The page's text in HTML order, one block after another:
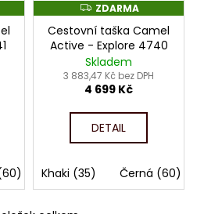
Z
D
A
R
M
A
ZDARMA
Cestovní taška Camel
Active - Explore 4740
Skladem
3 883,47 Kč bez DPH
4 699 Kč
DETAIL
Khaki (35) Černá (60)